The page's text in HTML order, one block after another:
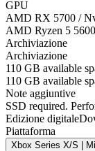
GPU
AMD RX 5700 /
AMD Ryzen 5
Archiviazione
Archiviazione
110 GB available
110 GB available
Note aggiuntive
SSD required.
Edizione digitale
Piattaforma
Xbox Series X/S |